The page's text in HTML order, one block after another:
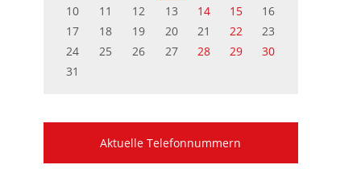
10
11 12 13 14 15
16
17
18 19 20 21 22
23
24
25 26 27 28 29
30
31
Aktuelle Telefonnummern